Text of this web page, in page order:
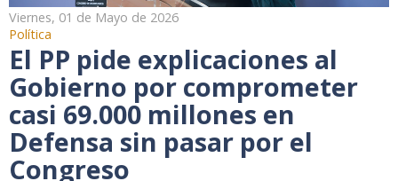
Viernes, 01 de Mayo de 2026
Política
El PP pide explicaciones al
Gobierno por comprometer
casi 69.000 millones en
Defensa sin pasar por el
Congreso